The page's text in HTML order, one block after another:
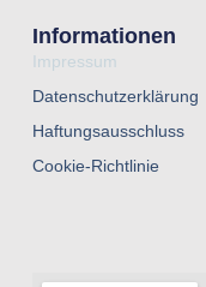
Informationen
Impressum
Datenschutzerklärung
Haftungsausschluss
Cookie-Richtlinie